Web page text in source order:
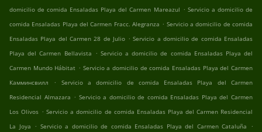
domicilio de comida Ensaladas Playa del Carmen Mareazul . Servicio a domicilio de
comida Ensaladas Playa del Carmen Fracc. Alegranza . Servicio a domicilio de comida
Ensaladas Playa del Carmen 28 de Julio . Servicio a domicilio de comida Ensaladas
Playa del Carmen Bellavista . Servicio a domicilio de comida Ensaladas Playa del
Carmen Mundo Hábitat . Servicio a domicilio de comida Ensaladas Playa del Carmen
Камминсвилл
.
Servicio a domicilio de comida Ensaladas Playa del Carmen
Residencial Almazara . Servicio a domicilio de comida Ensaladas Playa del Carmen
Los Olivos . Servicio a domicilio de comida Ensaladas Playa del Carmen Residencial
La Joya . Servicio a domicilio de comida Ensaladas Playa del Carmen Cataluña
.